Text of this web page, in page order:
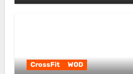
CrossFit WOD